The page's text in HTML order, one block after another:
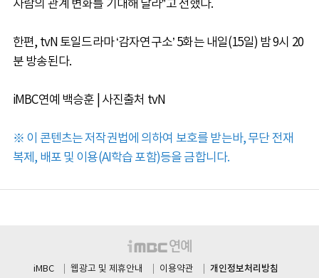
사람의 관계 변화를 기대해 달라”고 전했다.
한편, tvN 토일드라마 ‘감자연구소’ 5화는 내일(15일) 밤 9시 20
분 방송된다.
iMBC연예 백승훈 | 사진출처 tvN
※ 이 콘텐츠는 저작권법에 의하여 보호를 받는바, 무단 전재
복제, 배포 및 이용(AI학습 포함)등을 금합니다.
iMBC 웹광고 및 제휴안내 이용약관 개인정보처리방침